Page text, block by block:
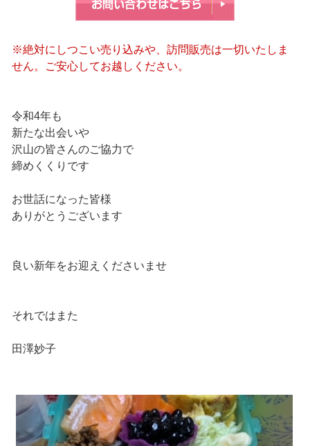
※絶対にしつこい売り込みや、訪問販売は一切いたしま
せん。ご安心してお越しください。
令和4年も
新たな出会いや
沢山の皆さんのご協力で
締めくくりです
お世話になった皆様
ありがとうございます
良い新年をお迎えくださいませ
それではまた
田澤妙子